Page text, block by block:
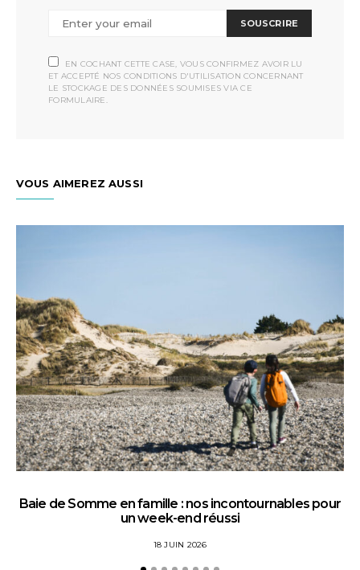
SOUSCRIRE
EN COCHANT CETTE CASE, VOUS CONFIRMEZ AVOIR LU
ET ACCEPTÉ NOS CONDITIONS D'UTILISATION CONCERNANT
LE STOCKAGE DES DONNÉES SOUMISES VIA CE
FORMULAIRE.
VOUS AIMEREZ AUSSI
Baie de Somme en famille : nos incontournables pour
un week-end réussi
18 JUIN 2026